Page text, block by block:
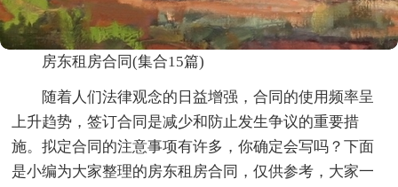
房东租房合同(集合15篇)
随着人们法律观念的日益增强，合同的使用频率呈
上升趋势，签订合同是减少和防止发生争议的重要措
施。拟定合同的注意事项有许多，你确定会写吗？下面
是小编为大家整理的房东租房合同，仅供参考，大家一